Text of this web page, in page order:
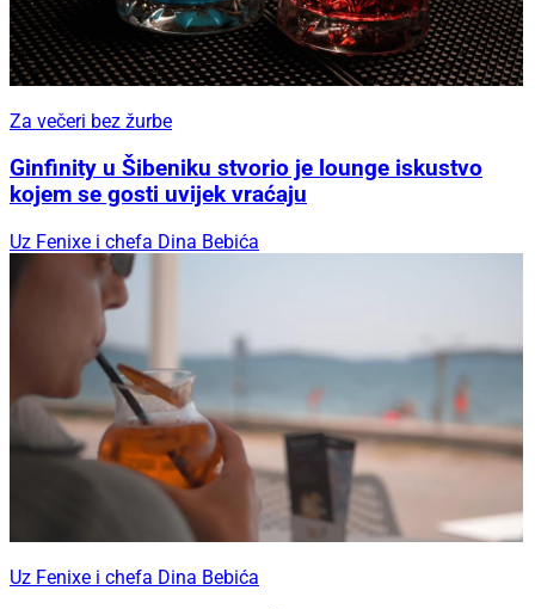
Za večeri bez žurbe
Ginfinity u Šibeniku stvorio je lounge iskustvo
kojem se gosti uvijek vraćaju
Uz Fenixe i chefa Dina Bebića
Uz Fenixe i chefa Dina Bebića